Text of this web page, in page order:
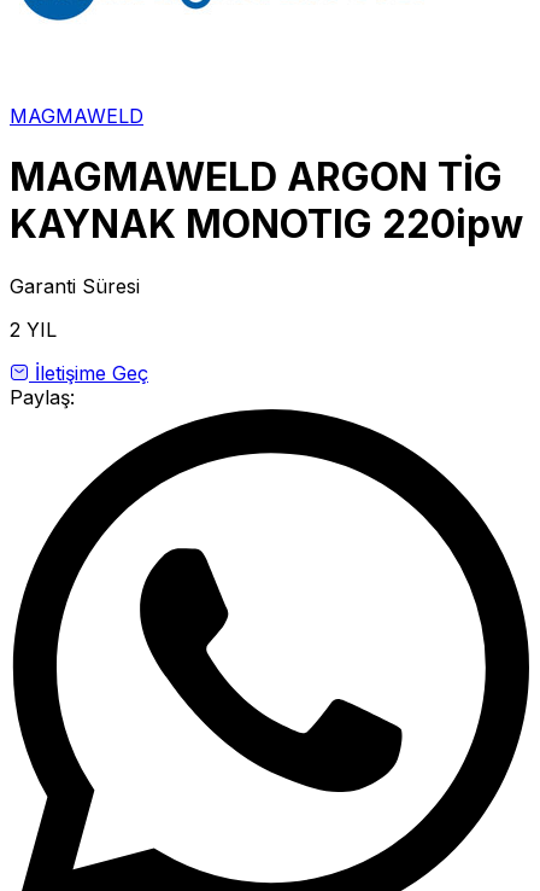
MAGMAWELD
MAGMAWELD ARGON TİG
KAYNAK MONOTIG 220ipw
Garanti Süresi
2 YIL
İletişime Geç
Paylaş: